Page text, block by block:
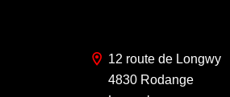
12 route de Longwy
4830 Rodange